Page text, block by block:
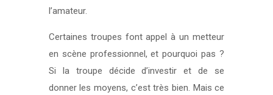
l’amateur.
Certaines troupes font appel à un metteur
en scène professionnel, et pourquoi pas ?
Si la troupe décide d’investir et de se
donner les moyens, c’est très bien. Mais ce